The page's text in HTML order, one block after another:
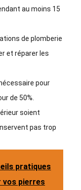
au moins 15
de plomberie
et réparer les
pour
de 50%.
soient
pas trop
pratiques
vos pierres